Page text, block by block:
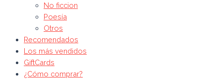
No ficcion
Poesía
Otros
Recomendados
Los más vendidos
GiftCards
¿Cómo comprar?